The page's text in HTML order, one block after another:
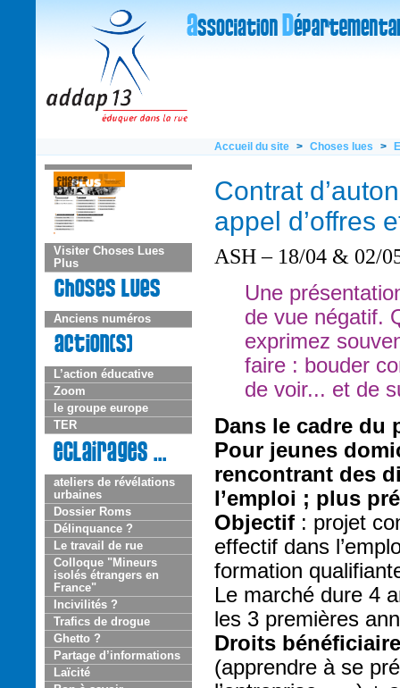
Accueil du site > Choses lues >
Visiter Choses Lues
Plus
Anciens numéros
L’action éducative
Zoom
le groupe europe
TER
ateliers de révélations
urbaines
Dossier Roms
Délinquance ?
Le travail de rue
Colloque "Mineurs
isolés étrangers en
France"
Incivilités ?
Trafics de drogue
Ghetto ?
Partage d’informations
Laïcité
Contrat
appel d’offres
ASH – 18/04 & 02/
Une
de vue négatif.
exprimez
faire : bouder
de voir... et de
Dans le cadre du
Pour jeunes
rencontrant des
l’emploi ; plus
Objectif : projet
effectif dans
formation
Le marché dure 4
les 3 premières
Droits bénéficiaire
(apprendre à se